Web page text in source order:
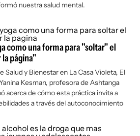
nuestra salud mental.
como una forma para "soltar" el
la página"
Salud y Bienestar en La Casa Violeta, El
Kesman, profesora de Ashtanga
acerca de cómo esta práctica invita a
a través del autoconocimiento